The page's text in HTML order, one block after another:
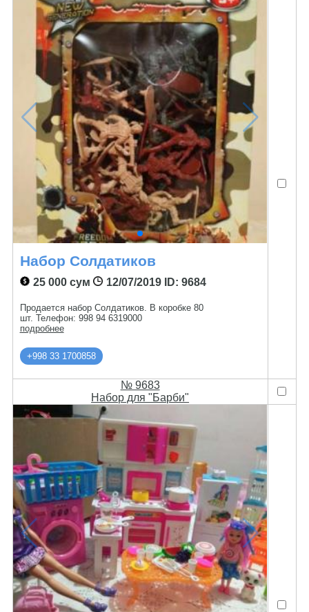
Набор Солдатиков
25 000 сум 12/07/2019ID: 9684
Продается набор Солдатиков. В коробке 80
шт. Телефон: 998 94 6319000
подробнее
+998 33 1700858
№ 9683
Набор для "Барби"